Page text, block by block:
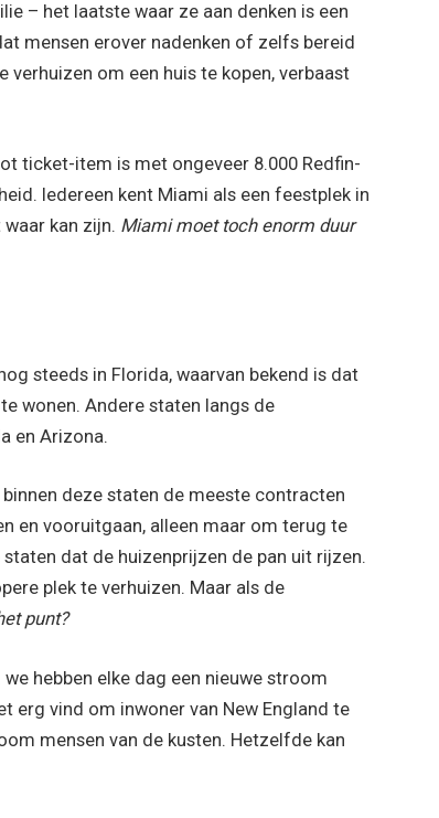
– het laatste waar ze aan denken is een
mensen erover nadenken of zelfs bereid
verhuizen om een ​​huis te kopen, verbaast
ticket-item is met ongeveer 8.000 Redfin-
Iedereen kent Miami als een feestplek in
kan zijn. Miami moet toch enorm duur
steeds in Florida, waarvan bekend is dat
wonen. Andere staten langs de
en Arizona.
deze staten de meeste contracten
en vooruitgaan, alleen maar om terug te
dat de huizenprijzen de pan uit rijzen.
plek te verhuizen. Maar als de
punt?
hebben elke dag een nieuwe stroom
erg vind om inwoner van New England te
mensen van de kusten. Hetzelfde kan